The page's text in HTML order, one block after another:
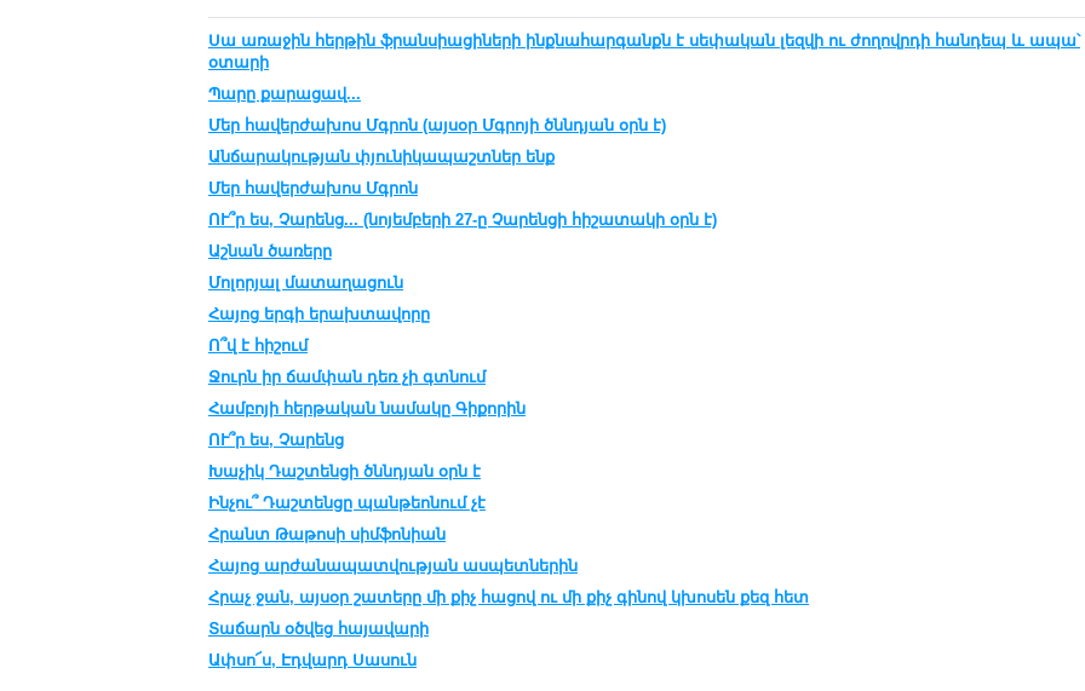
Սա առաջին հերթին ֆրանսիացիների ինքնահարգանքն է սեփական լեզվի ու ժողովրդի հանդեպ և ապա՝
օտարի
Պարը քարացավ...
Մեր հավերժախոս Մգրոն (այսօր Մգրոյի ծննդյան օրն է)
Անճարակության փյունիկապաշտներ ենք
Մեր հավերժախոս Մգրոն
ՈՒ՞ր ես, Չարենց... (նոյեմբերի 27-ը Չարենցի հիշատակի օրն է)
Աշնան ծառերը
Մոլորյալ մատաղացուն
Հայոց երգի երախտավորը
Ո՞վ է հիշում
Ջուրն իր ճամփան դեռ չի գտնում
Համբոյի հերթական նամակը Գիքորին
ՈՒ՞ր ես, Չարենց
Խաչիկ Դաշտենցի ծննդյան օրն է
Ինչու՞ Դաշտենցը պանթեոնում չէ
Հրանտ Թաթոսի սիմֆոնիան
Հայոց արժանապատվության ասպետներին
Հրաչ ջան, այսօր շատերը մի քիչ հացով ու մի քիչ գինով կխոսեն քեզ հետ
Տաճարն օծվեց հայավարի
Ափսո՜ս, Էդվարդ Սասուն